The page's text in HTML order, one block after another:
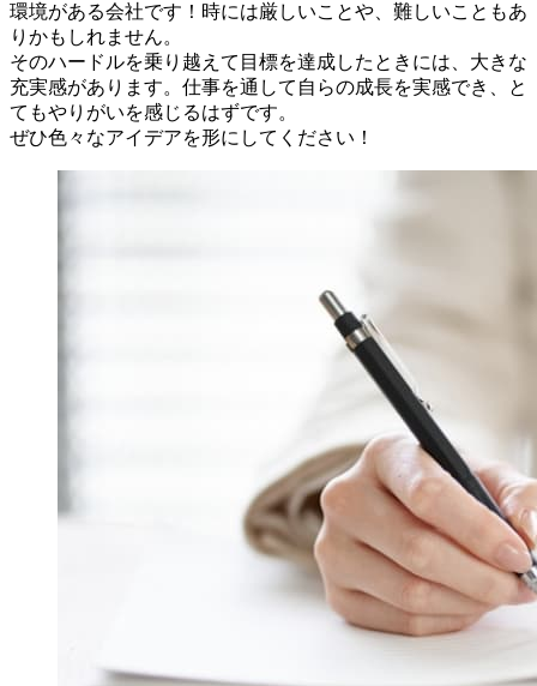
環境がある会社です！時には厳しいことや、難しいこともあ
りかもしれません。
そのハードルを乗り越えて目標を達成したときには、大きな
充実感があります。仕事を通して自らの成長を実感でき、と
てもやりがいを感じるはずです。
ぜひ色々なアイデアを形にしてください！